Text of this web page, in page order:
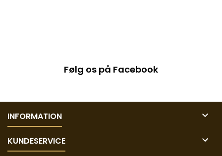
Følg os på Facebook
INFORMATION 
KUNDESERVICE 